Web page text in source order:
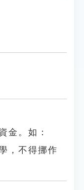
金。如：
，不得挪作